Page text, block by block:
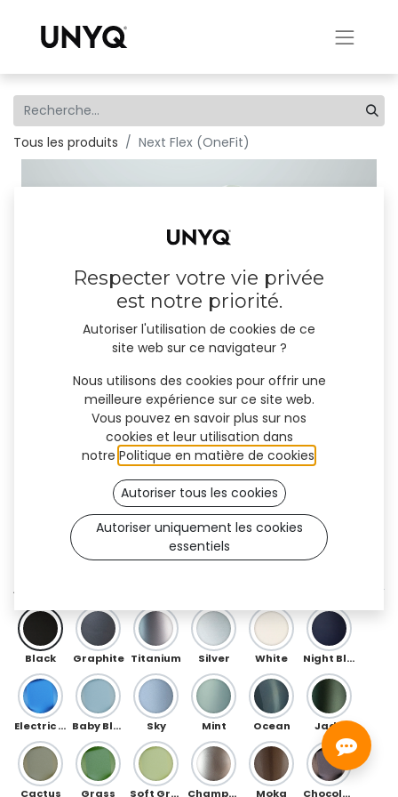
Tous les produits Next Flex (OneFit)
Next Flex (OneFit)
AVANT
Black Graphite Titanium Silver White Night Blue
Electric Blue Baby Blue Sky Mint Ocean Jade
Cactus Grass Soft Green Champagne Moka Chocolate
Respecter votre vie privée
est notre priorité.
Autoriser l'utilisation de cookies de ce
site web sur ce navigateur ?
Nous utilisons des cookies pour offrir une
meilleure expérience sur ce site web.
Vous pouvez en savoir plus sur nos
cookies et leur utilisation dans
notre Politique en matière de cookies
Autoriser tous les cookies
Autoriser uniquement les cookies
essentiels